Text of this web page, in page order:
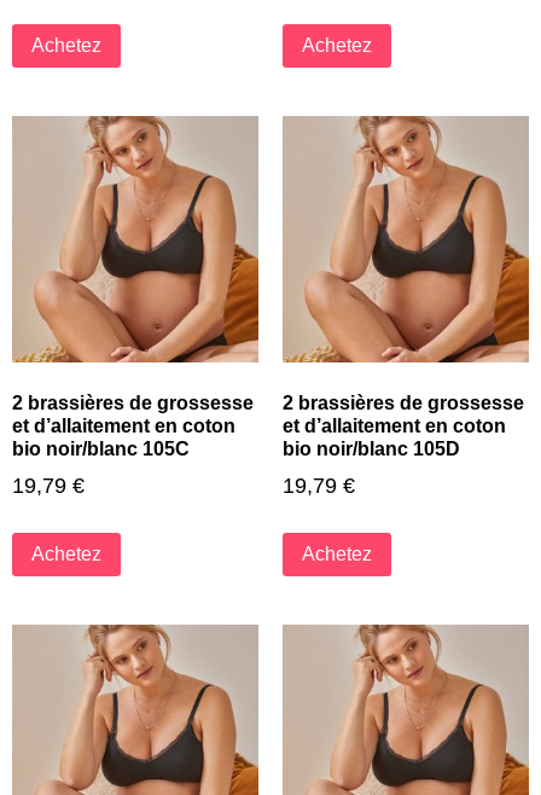
Achetez Achetez
2 brassières de grossesse
et d’allaitement en coton
bio noir/blanc 105C
19,79 €
Achetez
2 brassières de grossesse
et d’allaitement en coton
bio noir/blanc 105D
19,79 €
Achetez